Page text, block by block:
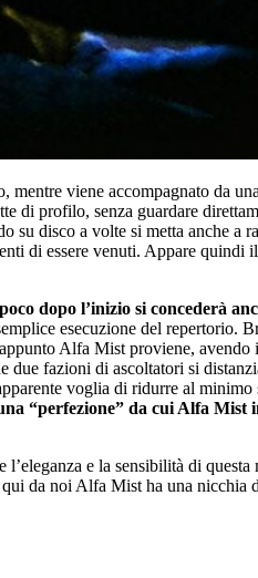
viene accompagnato da
di profilo, senza guardare
su disco a volte si metta anche a
di essere venuti. Appare quindi
dopo l’inizio si concederà
esecuzione del repertorio.
Alfa Mist proviene,
fazioni di ascoltatori si
voglia di ridurre al
“perfezione” da cui Alfa Mist
l’eleganza e la sensibilità di
da noi Alfa Mist ha una nicchia